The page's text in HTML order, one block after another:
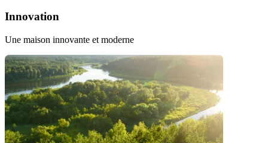
Innovation
Une maison innovante et moderne